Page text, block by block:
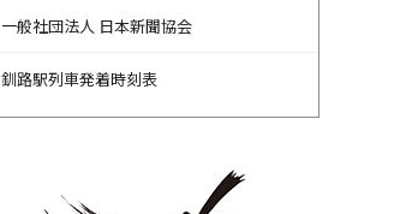
一般社団法人 日本新聞協会
釧路駅列車発着時刻表